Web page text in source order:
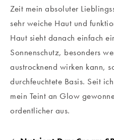
Zeit mein absoluter
sehr weiche Haut und
Haut sieht danach einfach
Sonnenschutz, besonders
austrocknend wirken kann,
durchfeuchtete Basis. Seit
mein Teint an Glow
ordentlicher aus.